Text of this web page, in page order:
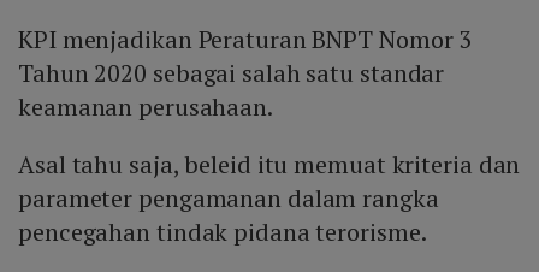
KPI menjadikan Peraturan BNPT Nomor 3
Tahun 2020 sebagai salah satu standar
keamanan perusahaan.
Asal tahu saja, beleid itu memuat kriteria dan
parameter pengamanan dalam rangka
pencegahan tindak pidana terorisme.